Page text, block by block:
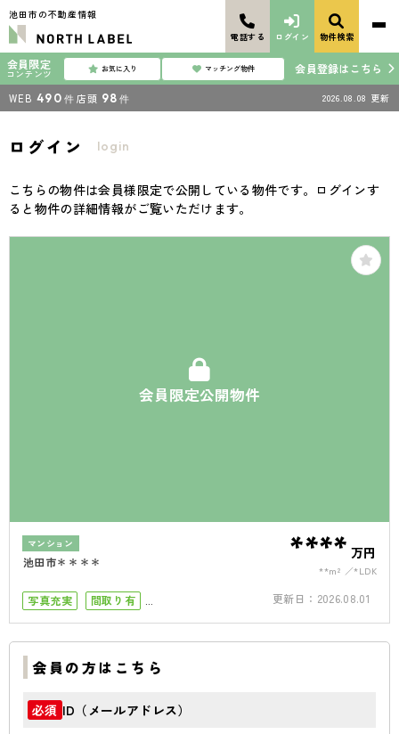
池田市の不動産情報
電話する ログイン 物件検索
会員限定
コンテンツ お気に入り マッチング物件 会員登録はこちら
WEB 490 件 店頭 98 件 2026.08.08 更新
ログイン login
こちらの物件は会員様限定で公開している物件です。ログインす
ると物件の詳細情報がご覧いただけます。
会員限定公開物件
マンション
池田市＊＊＊＊ **** 万円
**m² *LDK
写真充実
間取り有
更新日： 2026.08.01
会員の方はこちら
必須 ID（メールアドレス）